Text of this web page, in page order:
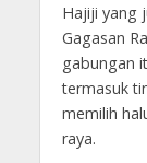
Hajiji yang
Gagasan
gabungan
termasuk
memilih
raya.